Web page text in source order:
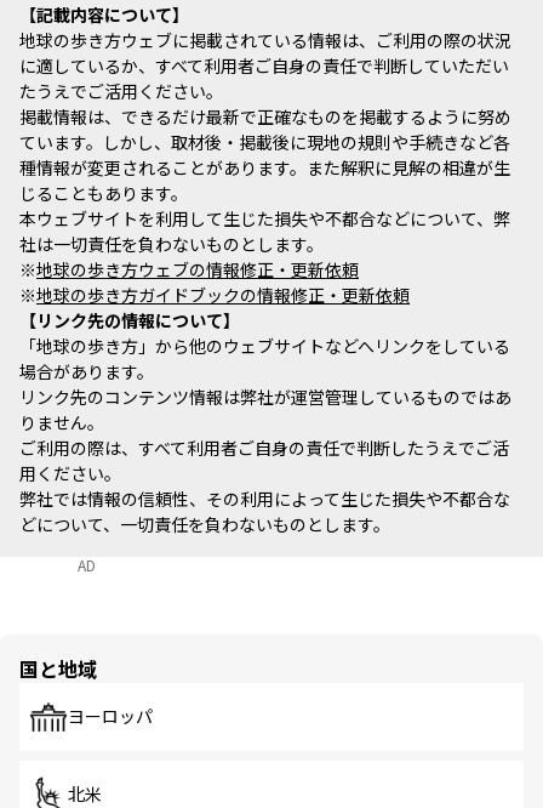
記載内容について
地球の歩き方ウェブに掲載されている情報は、ご利用の際の状況
に適しているか、すべて利用者ご自身の責任で判断していただい
たうえでご活用ください。
掲載情報は、できるだけ最新で正確なものを掲載するように努め
ています。しかし、取材後・掲載後に現地の規則や手続きなど各
種情報が変更されることがあります。また解釈に見解の相違が生
じることもあります。
本ウェブサイトを利用して生じた損失や不都合などについて、弊
社は一切責任を負わないものとします。
※地球の歩き方ウェブの情報修正・更新依頼
※地球の歩き方ガイドブックの情報修正・更新依頼
リンク先の情報について
「地球の歩き方」から他のウェブサイトなどへリンクをしている
場合があります。
リンク先のコンテンツ情報は弊社が運営管理しているものではあ
りません。
ご利用の際は、すべて利用者ご自身の責任で判断したうえでご活
用ください。
弊社では情報の信頼性、その利用によって生じた損失や不都合な
どについて、一切責任を負わないものとします。
AD
国と地域
ヨーロッパ
北米